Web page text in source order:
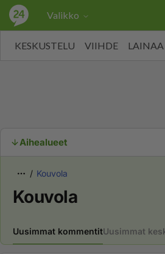
Valikko
KESKUSTELU VIIHDE LAINAA
Aihealueet
Kouvola
Kouvola
Uusimmat kommentitUusimmat